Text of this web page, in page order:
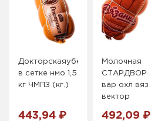
Докторскаяубернская
в сетке нмо 1,5
кг ЧМПЗ (кг.)
443,94 ₽
Молочная
СТАРДВОР
вар охл вяз
вектор
492,09 ₽